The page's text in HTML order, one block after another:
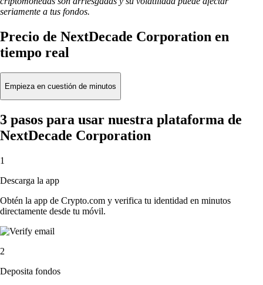
seriamente a tus fondos.
Precio de NextDecade Corporation en
tiempo real
Empieza en cuestión de minutos
3 pasos para usar nuestra plataforma de
NextDecade Corporation
1
Descarga la app
Obtén la app de Crypto.com y verifica tu identidad en minutos
directamente desde tu móvil.
2
Deposita fondos